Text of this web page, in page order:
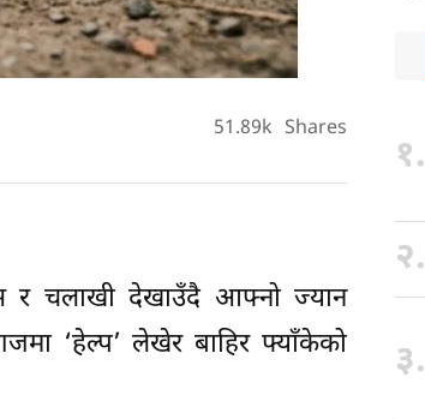
51.89k Shares
र चलाखी देखाउँदै आफ्नो ज्यान
‘हेल्प’ लेखेर बाहिर फ्याँकेको
१.
२.
३.